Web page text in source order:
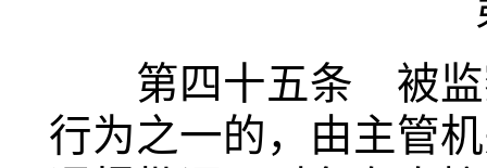
第四十五条 被监察
行为之一的，由主管